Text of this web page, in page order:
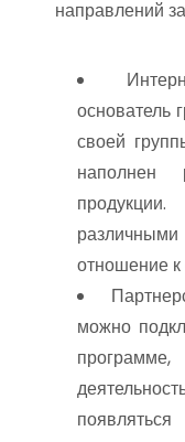
направлений
основатель
своей
отношение
можно